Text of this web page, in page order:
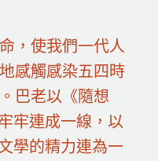
，使我們一代人
感觸感染五四時
巴老以《隨想
牢連成一線，以
學的精力連為一